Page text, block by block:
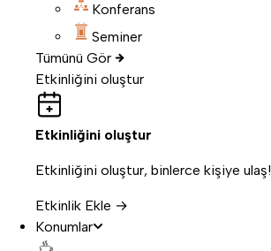
Konferans
Seminer
Tümünü Gör
Etkinliğini oluştur
Etkinliğini oluştur
Etkinliğini oluştur, binlerce kişiye ulaş!
Etkinlik Ekle →
Konumlar